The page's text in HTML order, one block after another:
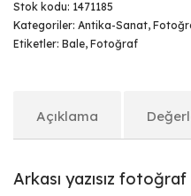
Stok kodu: 1471185
Kategoriler: Antika-Sanat,
Etiketler: Bale, Fotoğraf
Açıklama
Arkası yazısız fotoğraf